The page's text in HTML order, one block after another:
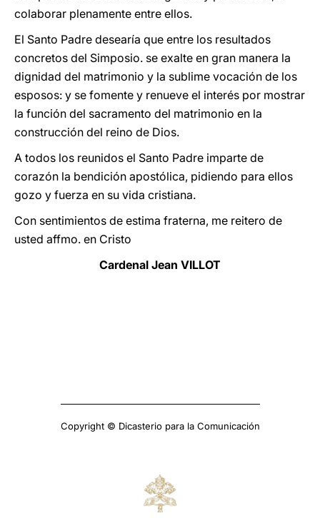
colaborar plenamente entre ellos.
El Santo Padre desearía que entre los resultados
concretos del Simposio. se exalte en gran manera la
dignidad del matrimonio y la sublime vocación de los
esposos: y se fomente y renueve el interés por mostrar
la función del sacramento del matrimonio en la
construcción del reino de Dios.
A todos los reunidos el Santo Padre imparte de
corazón la bendición apostólica, pidiendo para ellos
gozo y fuerza en su vida cristiana.
Con sentimientos de estima fraterna, me reitero de
usted affmo. en Cristo
Cardenal Jean VILLOT
Copyright © Dicasterio para la Comunicación